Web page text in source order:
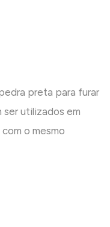
preta para furar
ser utilizados em
o mesmo